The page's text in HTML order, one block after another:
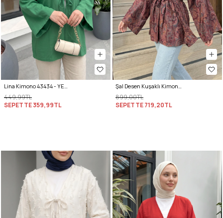
Lina Kimono 43434 - YEŞİL
449,99TL
SEPETTE359,99TL
Şal Desen Kuşaklı Kimono 2375 - MÜRDÜM
899,00TL
SEPETTE719,20TL